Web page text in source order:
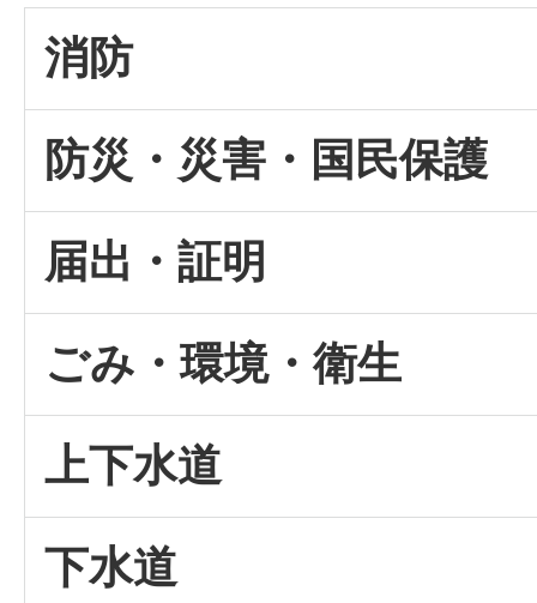
消防
防災・災害・国民保護
届出・証明
ごみ・環境・衛生
上下水道
下水道